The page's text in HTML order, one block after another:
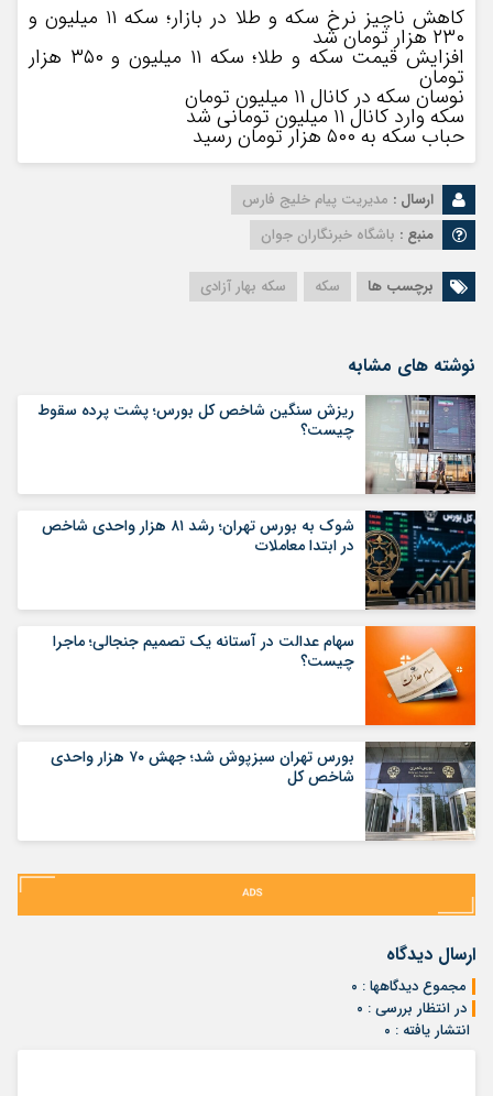
کاهش ناچیز نرخ سکه و طلا در بازار؛ سکه ۱۱ میلیون و
۲۳۰ هزار تومان شد
افزایش قیمت سکه و طلا؛ سکه ۱۱ میلیون و ۳۵۰ هزار
تومان
نوسان سکه در کانال ۱۱ میلیون تومان
سکه وارد کانال ۱۱ میلیون تومانی شد
حباب سکه به ۵۰۰ هزار تومان رسید
ارسال : مدیریت پیام خلیج فارس
منبع : باشگاه خبرنگاران جوان
برچسب ها سکه سکه بهار آزادی
نوشته های مشابه
ریزش سنگین شاخص کل بورس؛ پشت پرده سقوط
چیست؟
شوک به بورس تهران؛ رشد ۸۱ هزار واحدی شاخص
در ابتدا معاملات
سهام عدالت در آستانه یک تصمیم جنجالی؛ ماجرا
چیست؟
بورس تهران سبزپوش شد؛ جهش ۷۰ هزار واحدی
شاخص کل
ارسال دیدگاه
مجموع دیدگاهها : ۰
در انتظار بررسی : ۰
انتشار یافته : ۰